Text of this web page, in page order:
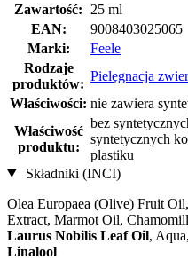
Zawartość:
25 ml
EAN:
9008403025065
Marki:
Feele
Rodzaje
produktów:
Pielęgnacja
Właściwości: nie zawiera
Właściwość
produktu:
bez
syntetycznych
plastiku
Składniki (INCI)
Olea Europaea (Olive) Fruit
Extract, Marmot Oil,
Laurus Nobilis Leaf Oil,
Linalool